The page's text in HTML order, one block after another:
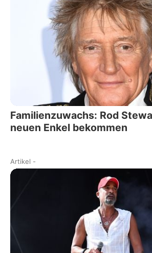
Familienzuwachs: Rod
neuen Enkel bekommen
Artikel -